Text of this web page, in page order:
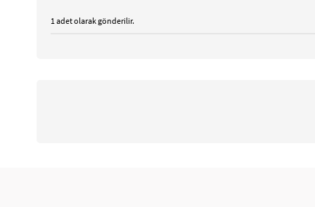
1 adet olarak gönderilir.